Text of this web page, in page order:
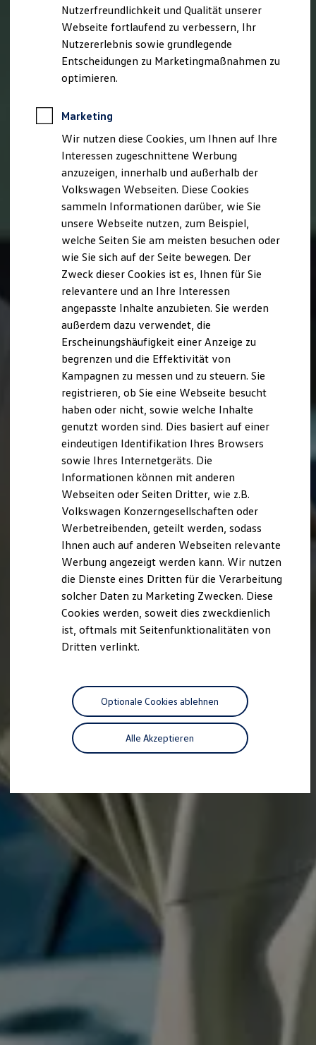
Reparatur, Pflege & Inspektion
Servicetermin anfragen
Service-Vorteile bei Volkswagen Nutzfahrzeuge
ServicePlus
Economy Service
Räder & Reifen Service
Ersatzfahrzeuge
Software, Konnektivität & Apps
California App
VW Connect für Ihren ID. Buzz
VW Connect für Ihren Transporter/Caravelle
VW Connect für Ihren Amarok
VW Connect für andere Modelle
Connect Pro
Fleet Interface Data
Multistop Pathfinder
Übersicht Software Updates
Hilfreiches für Besitzer
Fahrerassistenz- und Sicherheitssysteme
Kontrollleuchten
Kurzfahrprofile und Ölverdünnung
XTL-Dieselkraftstoff
Ersatzteile und Betriebsflüssigkeiten
Original Zubehör und Lifestyle Produkte
myVolkswagen
myVolkswagen Business
Elektrisch & Autonom
Elektro - & Hybridfahrzeuge
Unser Ansatz
Klimafreundlicher Strom
Reichweite & Ladelösungen
Reichweitensimulator
Ladezeitensimulator
Ladelösungen für Privatkunden
Ladelösungen für Gewerbekunden
Wallbox und Ladekabel
Förderung & Kosten der Elektrofahrzeuge
Fördermöglichkeiten für Privatkunden
Fördermöglichkeiten für Gewerbekunden
Autonomes Fahren
Mehr zum ID. Buzz
Online Beratung
California Club
California Magazin & Ratgeber
Vanlife
California App
California Lifestyle & Zubehör
Übernachten im California
Unternehmen
Karriere
Nachhaltigkeit
Kunden
Gesellschaft
Events
Rückblick VW Bus Festival 2023
75 Jahre Bulli Jubiläum
Bulli Magazin
Fahrzeugabholung ab Werk
Nutzerfreundlichkeit und Qualität unserer
Webseite fortlaufend zu verbessern, Ihr
Nutzererlebnis sowie grundlegende
Entscheidungen zu Marketingmaßnahmen zu
optimieren.
Marketing
Wir nutzen diese Cookies, um Ihnen auf Ihre
Interessen zugeschnittene Werbung
anzuzeigen, innerhalb und außerhalb der
Volkswagen Webseiten. Diese Cookies
sammeln Informationen darüber, wie Sie
unsere Webseite nutzen, zum Beispiel,
welche Seiten Sie am meisten besuchen oder
wie Sie sich auf der Seite bewegen. Der
Zweck dieser Cookies ist es, Ihnen für Sie
relevantere und an Ihre Interessen
angepasste Inhalte anzubieten. Sie werden
außerdem dazu verwendet, die
Erscheinungshäufigkeit einer Anzeige zu
begrenzen und die Effektivität von
Kampagnen zu messen und zu steuern. Sie
registrieren, ob Sie eine Webseite besucht
haben oder nicht, sowie welche Inhalte
genutzt worden sind. Dies basiert auf einer
eindeutigen Identifikation Ihres Browsers
sowie Ihres Internetgeräts. Die
Informationen können mit anderen
Webseiten oder Seiten Dritter, wie z.B.
Volkswagen Konzerngesellschaften oder
Werbetreibenden, geteilt werden, sodass
Ihnen auch auf anderen Webseiten relevante
Werbung angezeigt werden kann. Wir nutzen
die Dienste eines Dritten für die Verarbeitung
solcher Daten zu Marketing Zwecken. Diese
Cookies werden, soweit dies zweckdienlich
ist, oftmals mit Seitenfunktionalitäten von
Dritten verlinkt.
Alle Akzeptieren
Optionale Cookies ablehnen